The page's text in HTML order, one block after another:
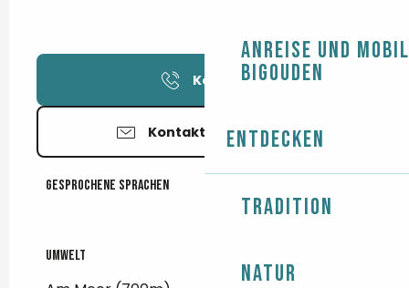
Anreise und
Bigouden
Entdecken
Tradition
Natur
Kontakt
Kontaktieren Sie uns
Gesprochene Sprachen
Gesprochene Sprachen
Umwelt
Umwelt